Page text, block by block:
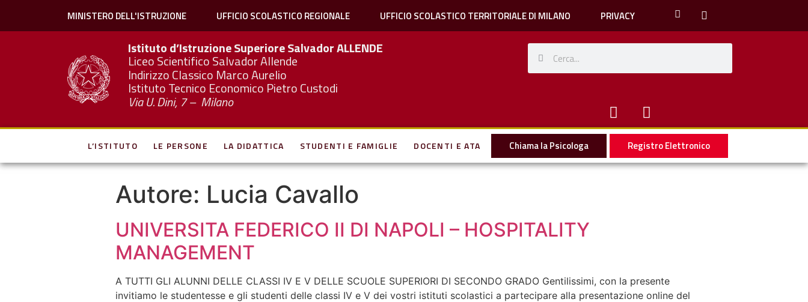
MINISTERO DELL'ISTRUZIONE UFFICIO SCOLASTICO REGIONALE UFFICIO SCOLASTICO TERRITORIALE DI MILANO PRIVACY
Istituto d’Istruzione Superiore SalvadorALLENDE
Liceo Scientifico Salvador Allende
Indirizzo Classico Marco Aurelio
Istituto Tecnico Economico Pietro Custodi
Via U. Dini, 7 – Milano
L’ISTITUTO LE PERSONE LA DIDATTICA STUDENTI E FAMIGLIE DOCENTI E ATA Chiama la Psicologa Registro Elettronico
Autore: Lucia Cavallo
UNIVERSITA FEDERICO II DI NAPOLI – HOSPITALITY
MANAGEMENT
A TUTTI GLI ALUNNI DELLE CLASSI IV E V DELLE SCUOLE SUPERIORI DI SECONDO GRADO Gentilissimi, con la presente
invitiamo le studentesse e gli studenti delle classi IV e V dei vostri istituti scolastici a partecipare alla presentazione online del